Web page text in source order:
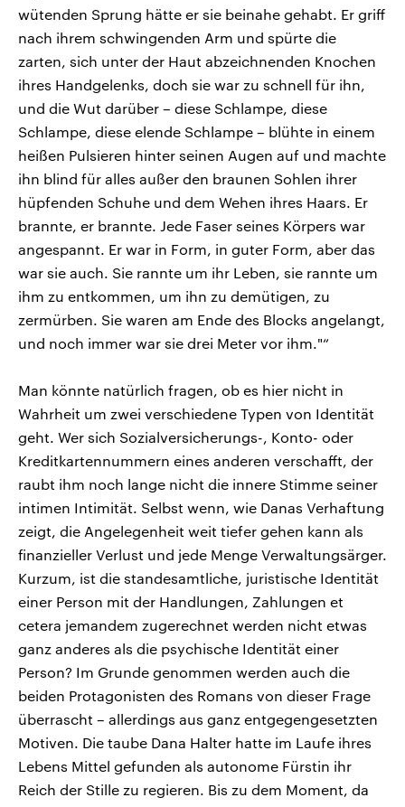
wütenden Sprung hätte er sie beinahe gehabt. Er griff
nach ihrem schwingenden Arm und spürte die
zarten, sich unter der Haut abzeichnenden Knochen
ihres Handgelenks, doch sie war zu schnell für ihn,
und die Wut darüber – diese Schlampe, diese
Schlampe, diese elende Schlampe – blühte in einem
heißen Pulsieren hinter seinen Augen auf und machte
ihn blind für alles außer den braunen Sohlen ihrer
hüpfenden Schuhe und dem Wehen ihres Haars. Er
brannte, er brannte. Jede Faser seines Körpers war
angespannt. Er war in Form, in guter Form, aber das
war sie auch. Sie rannte um ihr Leben, sie rannte um
ihm zu entkommen, um ihn zu demütigen, zu
zermürben. Sie waren am Ende des Blocks angelangt,
und noch immer war sie drei Meter vor ihm."“
Man könnte natürlich fragen, ob es hier nicht in
Wahrheit um zwei verschiedene Typen von Identität
geht. Wer sich Sozialversicherungs-, Konto- oder
Kreditkartennummern eines anderen verschafft, der
raubt ihm noch lange nicht die innere Stimme seiner
intimen Intimität. Selbst wenn, wie Danas Verhaftung
zeigt, die Angelegenheit weit tiefer gehen kann als
finanzieller Verlust und jede Menge Verwaltungsärger.
Kurzum, ist die standesamtliche, juristische Identität
einer Person mit der Handlungen, Zahlungen et
cetera jemandem zugerechnet werden nicht etwas
ganz anderes als die psychische Identität einer
Person? Im Grunde genommen werden auch die
beiden Protagonisten des Romans von dieser Frage
überrascht – allerdings aus ganz entgegengesetzten
Motiven. Die taube Dana Halter hatte im Laufe ihres
Lebens Mittel gefunden als autonome Fürstin ihr
Reich der Stille zu regieren. Bis zu dem Moment, da